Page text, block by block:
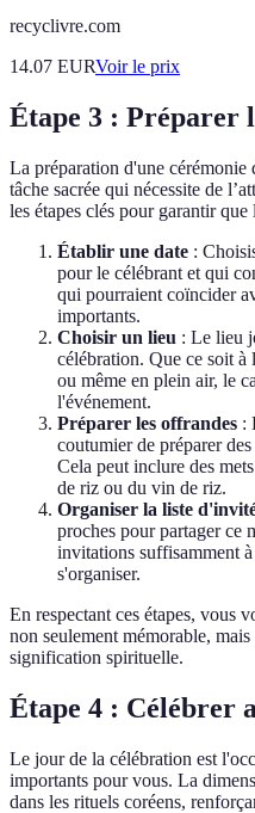
recyclivre.com
14.07 EURVoir le prix
Étape 3 : Préparer
La préparation d'une cérémonie
tâche sacrée qui nécessite de
les étapes clés pour garantir
Établir une date :
pour le célébrant et qui
qui pourraient coïncider
importants.
Choisir un lieu : Le lieu
célébration. Que ce soit
ou même en plein air, le
l'événement.
Préparer les offrandes :
coutumier de préparer
Cela peut inclure des
de riz ou du vin de riz.
Organiser la liste
proches pour partager ce
invitations suffisamment
s'organiser.
En respectant ces étapes, vous
non seulement mémorable,
signification spirituelle.
Étape 4 : Célébrer
Le jour de la célébration est
importants pour vous. La
dans les rituels coréens,